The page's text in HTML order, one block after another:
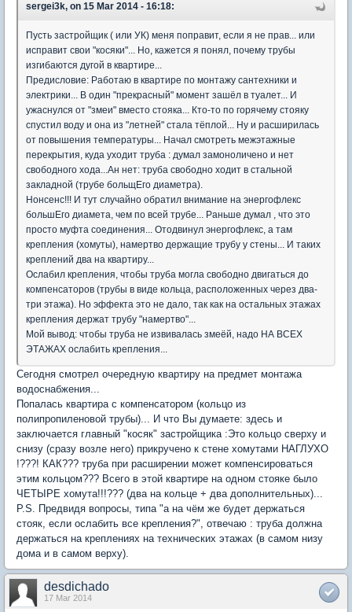
sergei3k, on 15 Mar 2014 - 16:18:
Пусть застройщик ( или УК) меня поправит, если я не прав... или
исправит свои "косяки"... Но, кажется я понял, почему трубы
изгибаются дугой в квартире...
Предисловие: Работаю в квартире по монтажу сантехники и
электрики... В один "прекрасный" момент зашёл в туалет... И
ужаснулся от "змеи" вместо стояка... Кто-то по горячему стояку
спустил воду и она из "летней" стала тёплой... Ну и расширилась
от повышения температуры... Начал смотреть межэтажные
перекрытия, куда уходит труба : думал замоноличено и нет
свободного хода...Ан нет: труба свободно ходит в стальной
закладной (трубе больщЕго диаметра).
Нонсенс!!! И тут случайно обратил внимание на энергофлекс
большЕго диамета, чем по всей трубе... Раньше думал , что это
просто муфта соединения... Отодвинул энергофлекс, а там
крепления (хомуты), намертво держащие трубу у стены... И таких
креплений два на квартиру...
Ослабил крепления, чтобы труба могла свободно двигаться до
компенсаторов (трубы в виде кольца, расположенных через два-
три этажа). Но эффекта это не дало, так как на остальных этажах
крепления держат трубу "намертво"...
Мой вывод: чтобы труба не извивалась змеёй, надо НА ВСЕХ
ЭТАЖАХ ослабить крепления...
Сегодня смотрел очередную квартиру на предмет монтажа
водоснабжения...
Попалась квартира с компенсатором (кольцо из
полипропиленовой трубы)... И что Вы думаете: здесь и
заключается главный "косяк" застройщика :Это кольцо сверху и
снизу (сразу возле него) прикручено к стене хомутами НАГЛУХО
!???! КАК??? труба при расширении может компенсироваться
этим кольцом??? Всего в этой квартире на одном стояке было
ЧЕТЫРЕ хомута!!!??? (два на кольце + два дополнительных)...
P.S. Предвидя вопросы, типа "а на чём же будет держаться
стояк, если ослабить все крепления?", отвечаю : труба должна
держаться на креплениях на технических этажах (в самом низу
дома и в самом верху).
desdichado
17 Mar 2014